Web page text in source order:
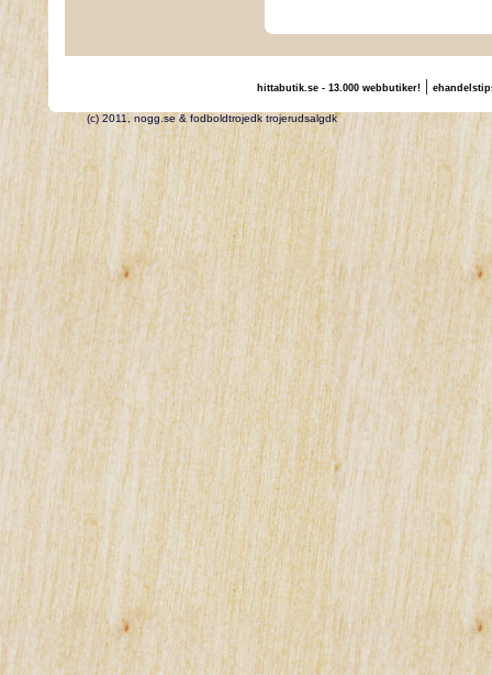
hittabutik.se - 13.000 webbutiker!|
(c) 2011, nogg.se & fodboldtrojedk trojerudsalgdk